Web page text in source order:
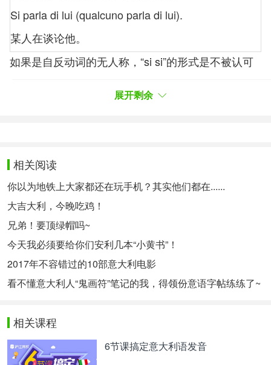
Si parla di lui (qualcuno parla di lui).
某人在谈论他。
如果是自反动词的无人称，“si si”的形式是不被认可
Con questo pettine ci si pettina bene. 用这个梳子梳
快。（trovarsi）
注意啦，还有一个容易犯错的地方，如果无人称中是
形容词，那么形容词永远用
Quando si è giovani, si è più ottimisti. 当一个人年轻
时，他就会很乐观。
------------------------再来一条分割线------------------------
-------------
si usa il "si" con il verbo nella forma attiva. Questa
展开剩余
相关阅读
你以为地铁上大家都还在玩手机？其实他们都在......
大吉大利，今晚吃鸡！
兄弟！要顶绿帽吗~
今天我必须要给你们安利几本“小黄书”！
2017年不容错过的10部意大利电影
看不懂意大利人“鬼画符”笔记的我，得领份意语字帖练练了~
相关课程
6节课搞定意大利语发音